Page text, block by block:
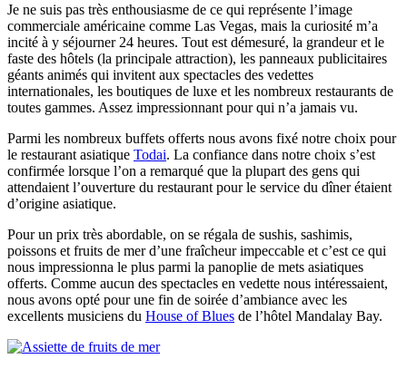
Je ne suis pas très enthousiasme de ce qui représente l’image
commerciale américaine comme Las Vegas, mais la curiosité m’a
incité à y séjourner 24 heures. Tout est démesuré, la grandeur et le
faste des hôtels (la principale attraction), les panneaux publicitaires
géants animés qui invitent aux spectacles des vedettes
internationales, les boutiques de luxe et les nombreux restaurants de
toutes gammes. Assez impressionnant pour qui n’a jamais vu.
Parmi les nombreux buffets offerts nous avons fixé notre choix pour
le restaurant asiatique Todai. La confiance dans notre choix s’est
confirmée lorsque l’on a remarqué que la plupart des gens qui
attendaient l’ouverture du restaurant pour le service du dîner étaient
d’origine asiatique.
Pour un prix très abordable, on se régala de sushis, sashimis,
poissons et fruits de mer d’une fraîcheur impeccable et c’est ce qui
nous impressionna le plus parmi la panoplie de mets asiatiques
offerts. Comme aucun des spectacles en vedette nous intéressaient,
nous avons opté pour une fin de soirée d’ambiance avec les
excellents musiciens du House of Blues de l’hôtel Mandalay Bay.